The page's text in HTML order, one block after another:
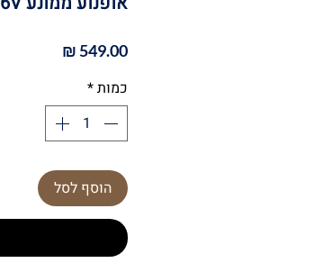
כמות*
הוסף לסל